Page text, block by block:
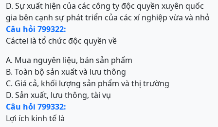
D. Sự xuất hiện của các công ty độc quyền xuyên quốc
gia bên cạnh sự phát triển của các xí nghiệp vừa và nhỏ
Câu hỏi 799322:
Cáctel là tổ chức độc quyền về
A. Mua nguyên liệu, bán sản phẩm
B. Toàn bộ sản xuất và lưu thông
C. Giá cả, khối lượng sản phẩm và thị trường
D. Sản xuất, lưu thông, tài vụ
Câu hỏi 799332:
Lợi ích kinh tế là